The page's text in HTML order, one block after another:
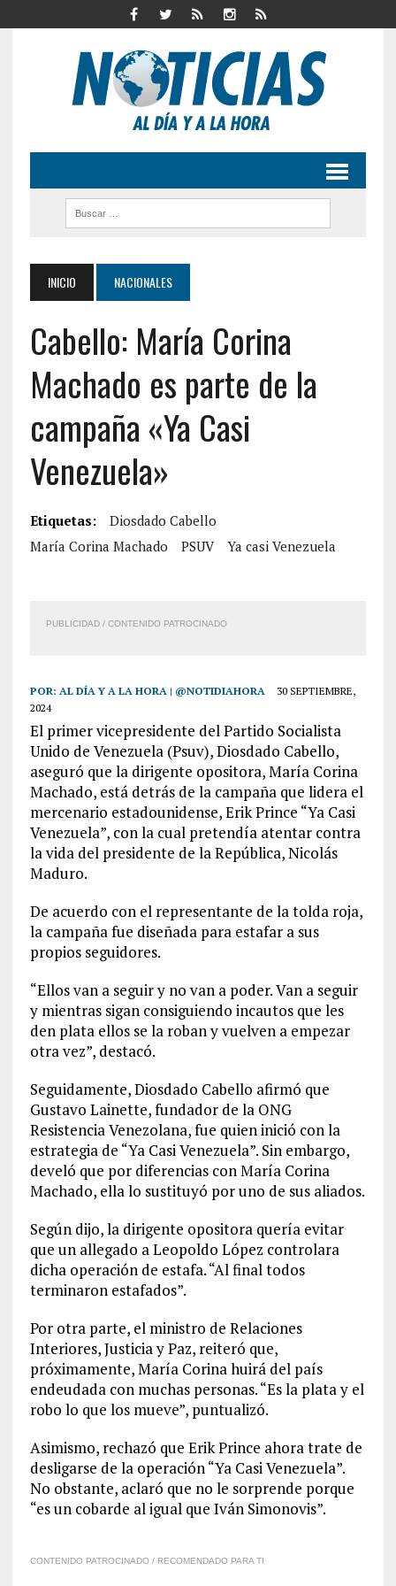
INICIO NACIONALES
Cabello: María Corina
Machado es parte de la
campaña «Ya Casi
Venezuela»
Etiquetas:
Diosdado Cabello
María Corina Machado
PSUV Ya casi Venezuela
PUBLICIDAD / CONTENIDO PATROCINADO
POR: AL DÍA Y A LA HORA | @NOTIDIAHORA
30 SEPTIEMBRE,
2024
El primer vicepresidente del Partido Socialista
Unido de Venezuela (Psuv), Diosdado Cabello,
aseguró que la dirigente opositora, María Corina
Machado, está detrás de la campaña que lidera el
mercenario estadounidense, Erik Prince “Ya Casi
Venezuela”, con la cual pretendía atentar contra
la vida del presidente de la República, Nicolás
Maduro.
De acuerdo con el representante de la tolda roja,
la campaña fue diseñada para estafar a sus
propios seguidores.
“Ellos van a seguir y no van a poder. Van a seguir
y mientras sigan consiguiendo incautos que les
den plata ellos se la roban y vuelven a empezar
otra vez”, destacó.
Seguidamente, Diosdado Cabello afirmó que
Gustavo Lainette, fundador de la ONG
Resistencia Venezolana, fue quien inició con la
estrategia de “Ya Casi Venezuela”. Sin embargo,
develó que por diferencias con María Corina
Machado, ella lo sustituyó por uno de sus aliados.
Según dijo, la dirigente opositora quería evitar
que un allegado a Leopoldo López controlara
dicha operación de estafa. “Al final todos
terminaron estafados”.
Por otra parte, el ministro de Relaciones
Interiores, Justicia y Paz, reiteró que,
próximamente, María Corina huirá del país
endeudada con muchas personas. “Es la plata y el
robo lo que los mueve”, puntualizó.
Asimismo, rechazó que Erik Prince ahora trate de
desligarse de la operación “Ya Casi Venezuela”.
No obstante, aclaró que no le sorprende porque
“es un cobarde al igual que Iván Simonovis”.
CONTENIDO PATROCINADO / RECOMENDADO PARA TI